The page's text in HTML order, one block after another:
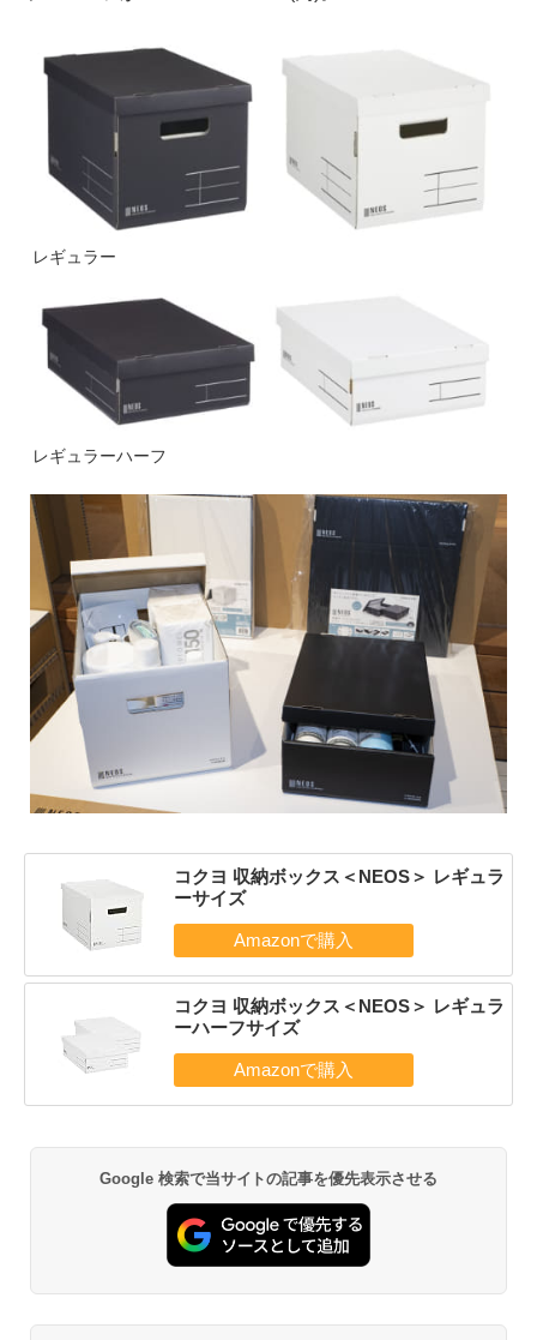
レギュラー
レギュラーハーフ
コクヨ 収納ボックス＜NEOS＞ レギュラ
ーサイズ
コクヨ 収納ボックス＜NEOS＞ レギュラ
ーハーフサイズ
Google 検索で当サイトの記事を優先表示させる